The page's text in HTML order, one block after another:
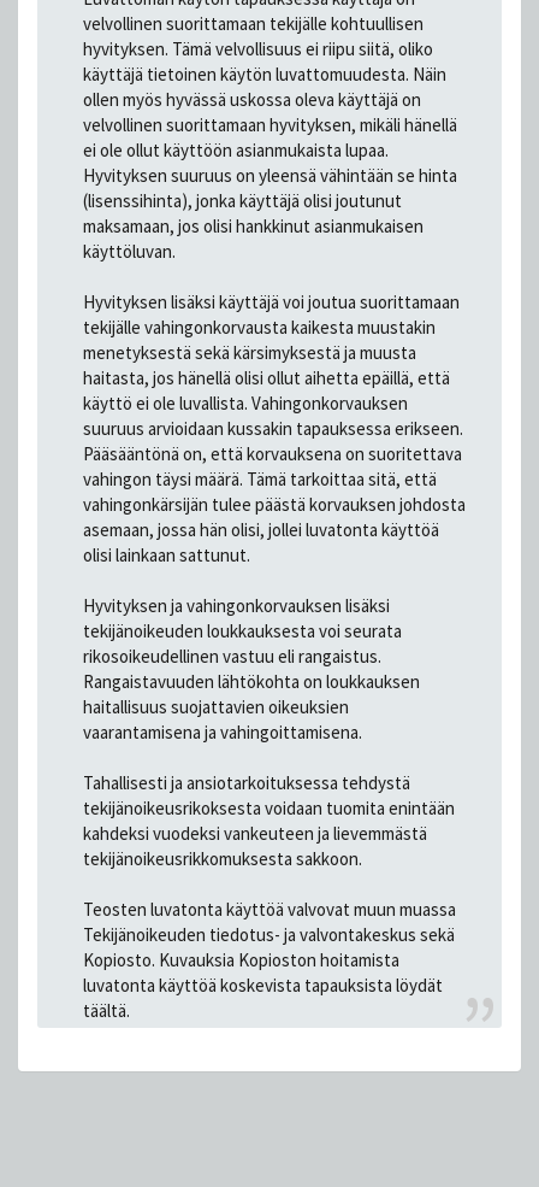
velvollinen suorittamaan tekijälle kohtuullisen
hyvityksen. Tämä velvollisuus ei riipu siitä, oliko
käyttäjä tietoinen käytön luvattomuudesta. Näin
ollen myös hyvässä uskossa oleva käyttäjä on
velvollinen suorittamaan hyvityksen, mikäli hänellä
ei ole ollut käyttöön asianmukaista lupaa.
Hyvityksen suuruus on yleensä vähintään se hinta
(lisenssihinta), jonka käyttäjä olisi joutunut
maksamaan, jos olisi hankkinut asianmukaisen
käyttöluvan.
Hyvityksen lisäksi käyttäjä voi joutua suorittamaan
tekijälle vahingonkorvausta kaikesta muustakin
menetyksestä sekä kärsimyksestä ja muusta
haitasta, jos hänellä olisi ollut aihetta epäillä, että
käyttö ei ole luvallista. Vahingonkorvauksen
suuruus arvioidaan kussakin tapauksessa erikseen.
Pääsääntönä on, että korvauksena on suoritettava
vahingon täysi määrä. Tämä tarkoittaa sitä, että
vahingonkärsijän tulee päästä korvauksen johdosta
asemaan, jossa hän olisi, jollei luvatonta käyttöä
olisi lainkaan sattunut.
Hyvityksen ja vahingonkorvauksen lisäksi
tekijänoikeuden loukkauksesta voi seurata
rikosoikeudellinen vastuu eli rangaistus.
Rangaistavuuden lähtökohta on loukkauksen
haitallisuus suojattavien oikeuksien
vaarantamisena ja vahingoittamisena.
Tahallisesti ja ansiotarkoituksessa tehdystä
tekijänoikeusrikoksesta voidaan tuomita enintään
kahdeksi vuodeksi vankeuteen ja lievemmästä
tekijänoikeusrikkomuksesta sakkoon.
Teosten luvatonta käyttöä valvovat muun muassa
Tekijänoikeuden tiedotus- ja valvontakeskus sekä
Kopiosto. Kuvauksia Kopioston hoitamista
luvatonta käyttöä koskevista tapauksista löydät
täältä.